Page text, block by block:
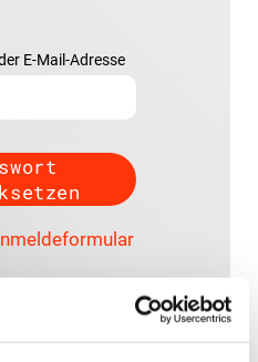
E-Mail-Adresse